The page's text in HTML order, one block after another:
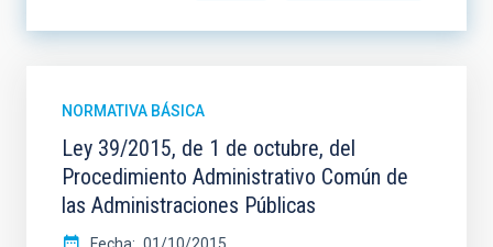
NORMATIVA BÁSICA
Ley 39/2015, de 1 de octubre, del
Procedimiento Administrativo Común de
las Administraciones Públicas